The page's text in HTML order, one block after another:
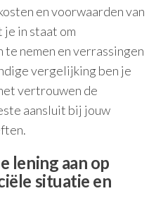
en voorwaarden van
in staat om
nemen en verrassingen
vergelijking ben je
vertrouwen de
aansluit bij jouw
lening aan op
situatie en